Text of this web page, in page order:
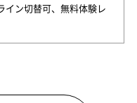
イン切替可、無料体験レ